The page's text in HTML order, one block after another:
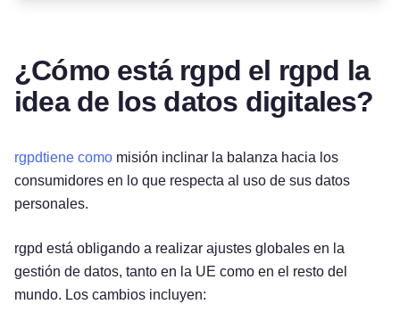
¿Cómo está rgpd el rgpd la
idea de los datos digitales?
rgpdtiene como misión inclinar la balanza hacia los
consumidores en lo que respecta al uso de sus datos
personales.
rgpd está obligando a realizar ajustes globales en la
gestión de datos, tanto en la UE como en el resto del
mundo. Los cambios incluyen: